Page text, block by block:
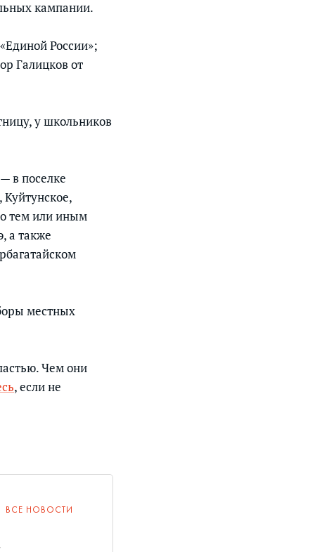
кампании.
России»;
Галицков от
у школьников
в поселке
тем или иным
а также
местных
Чем они
, если не
ВСЕ НОВОСТИ